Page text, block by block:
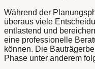
Während der
überaus viele
entlastend und
eine professionelle
können. Die
Phase unter anderem